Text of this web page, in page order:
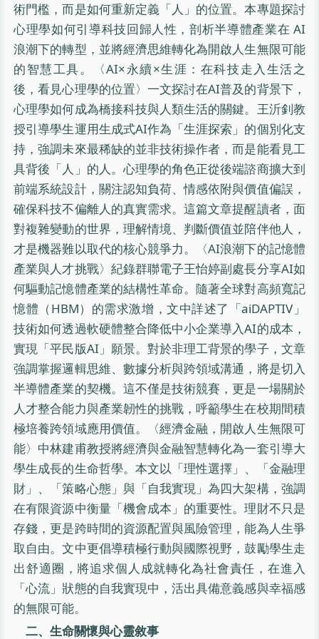
術門檻，而是如何重新定義「人」的位置。本專題探討
心理學如何引導科技回歸人性，剖析半導體產業在 AI
浪潮下的轉型，並將經濟思維轉化為開啟人生無限可能
的智慧工具。〈AI×永續×生涯：在科技走入生活之
後，看見心理學的位置〉一文探討在AI普及的背景下，
心理學如何成為橋接科技與人類生活的關鍵。王沂釗教
授引導學生運用生成式AI作為「生涯探索」的個別化支
持，強調未來最稀缺的並非技術操作者，而是能看見工
具背後「人」的人。心理學的角色正從後端諮商擴大到
前端系統設計，關注認知負荷、情感依附與價值偏誤，
確保科技不偏離人的真實需求。這篇文章提醒讀者，面
對複雜變動的世界，理解情境、判斷價值並陪伴他人，
才是機器難以取代的核心競爭力。〈AI浪潮下的記憶體
產業與人才挑戰〉紀錄群聯電子王怡婷副處長分享AI如
何驅動記憶體產業的結構性革命。隨著全球對高頻寬記
憶體（HBM）的需求激增，文中詳述了「aiDAPTIV」
技術如何透過軟硬體整合降低中小企業導入AI的成本，
實現「平民版AI」願景。對於非理工背景的學子，文章
強調掌握邏輯思維、數據分析與跨領域溝通，將是切入
半導體產業的契機。這不僅是技術競賽，更是一場關於
人才整合能力與產業韌性的挑戰，呼籲學生在校期間積
極培養跨領域應用價值。〈經濟金融，開啟人生無限可
能〉中林建甫教授將經濟與金融智慧轉化為一套引導大
學生成長的生命哲學。本文以「理性選擇」、「金融理
財」、「策略心態」與「自我實現」為四大架構，強調
在有限資源中衡量「機會成本」的重要性。理財不只是
存錢，更是跨時間的資源配置與風險管理，能為人生爭
取自由。文中更倡導積極行動與國際視野，鼓勵學生走
出舒適圈，將追求個人成就轉化為社會責任，在進入
「心流」狀態的自我實現中，活出具備意義感與幸福感
的無限可能。
二、生命關懷與心靈敘事